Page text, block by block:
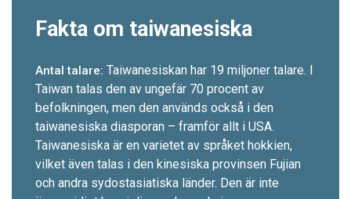
Fakta om taiwanesiska
Antal talare: Taiwanesiskan har 19 miljoner talare. I
Taiwan talas den av ungefär 70 procent av
befolkningen, men den används också i den
taiwanesiska diasporan – framför allt i USA.
Taiwanesiska är en varietet av språket hokkien,
vilket även talas i den kinesiska provinsen Fujian
och andra sydostasiatiska länder. Den är inte